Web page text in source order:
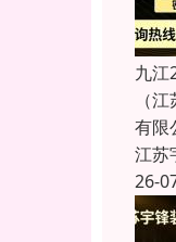
九江
（
有
江苏
26-